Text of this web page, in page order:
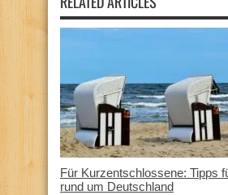
Für Kurzentschlossene: Tipps
rund um Deutschland